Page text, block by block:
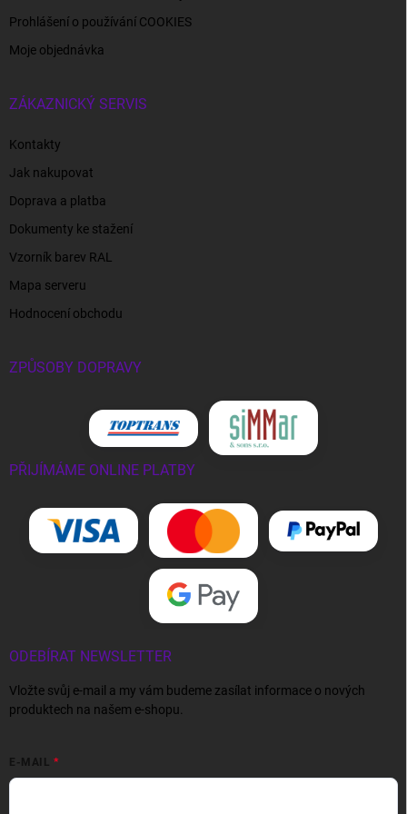
Prohlášení o používání COOKIES
Moje objednávka
ZÁKAZNICKÝ SERVIS
Kontakty
Jak nakupovat
Doprava a platba
Dokumenty ke stažení
Vzorník barev RAL
Mapa serveru
Hodnocení obchodu
ZPŮSOBY DOPRAVY
PŘIJÍMÁME ONLINE PLATBY
ODEBÍRAT NEWSLETTER
Vložte svůj e-mail a my vám budeme zasílat informace o nových
produktech na našem e-shopu.
E-MAIL